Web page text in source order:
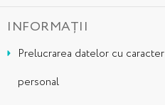
INFORMAȚII
Prelucrarea datelor cu caracter
personal